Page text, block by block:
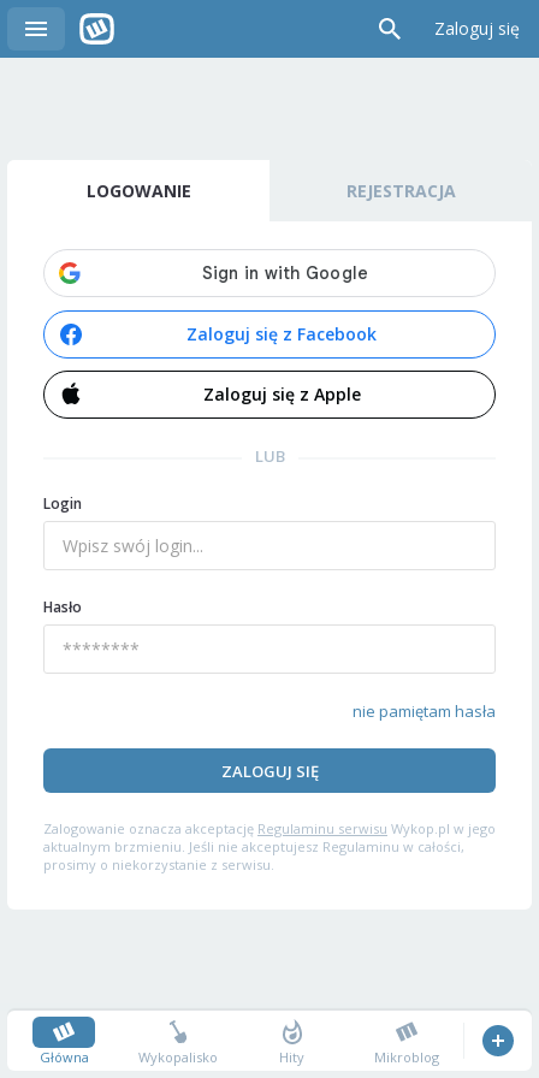
Zaloguj się
LOGOWANIE REJESTRACJA
Zaloguj się z Facebook
Zaloguj się z Apple
LUB
Login
Hasło
nie pamiętam hasła
ZALOGUJ SIĘ
Zalogowanie oznacza akceptację Regulaminu serwisu Wykop.pl w jego
aktualnym brzmieniu. Jeśli nie akceptujesz Regulaminu w całości,
prosimy o niekorzystanie z serwisu.
Główna Wykopalisko Hity Mikroblog